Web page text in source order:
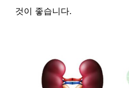
것이 좋습니다.